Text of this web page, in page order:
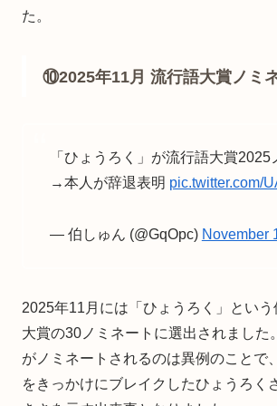
た。
⑩2025年11月 流行語大賞ノミ
「ひょうろく」が流行語大賞2025
→本人が辞退表明 pic.twitter.com/
— 伯しゅん (@GqOpc) November
2025年11月には「ひょうろく」とい
大賞の30ノミネートに選出されました
がノミネートされるのは異例のことで
をきっかけにブレイクしたひょうろく